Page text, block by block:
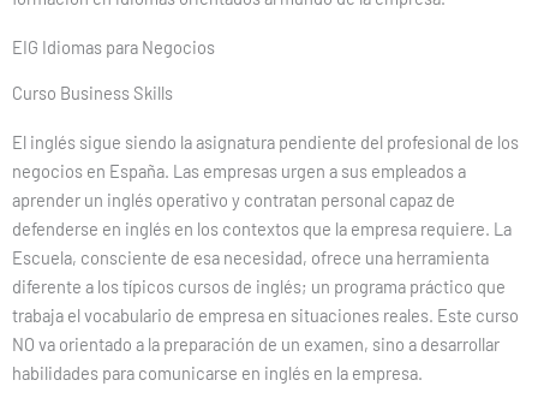
EIG Idiomas para Negocios
Curso Business Skills
El inglés sigue siendo la asignatura pendiente del profesional de los
negocios en España. Las empresas urgen a sus empleados a
aprender un inglés operativo y contratan personal capaz de
defenderse en inglés en los contextos que la empresa requiere. La
Escuela, consciente de esa necesidad, ofrece una herramienta
diferente a los típicos cursos de inglés; un programa práctico que
trabaja el vocabulario de empresa en situaciones reales. Este curso
NO va orientado a la preparación de un examen, sino a desarrollar
habilidades para comunicarse en inglés en la empresa.